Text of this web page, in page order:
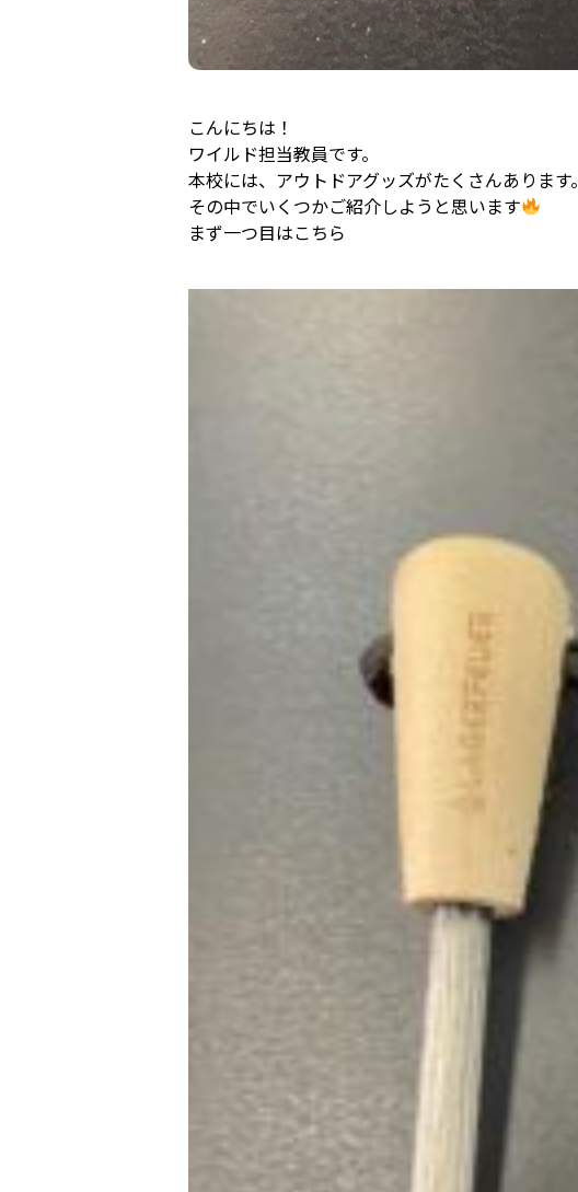
こんにちは！
ワイルド担当教員です。
本校には、アウトドアグッズがたくさんあります。
その中でいくつかご紹介しようと思います
まず一つ目はこちら